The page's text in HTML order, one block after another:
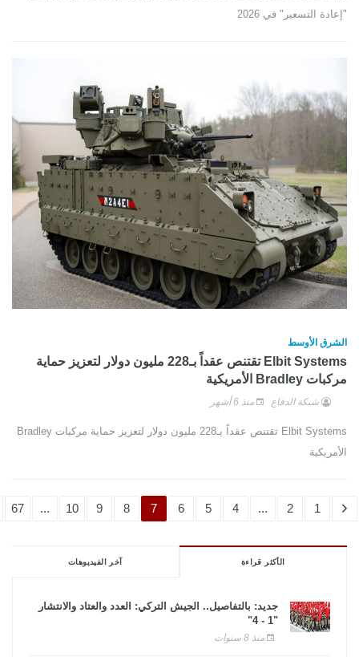
"إعادة التسعير" في 2026
الشرق الأوسط
Elbit Systems تقتنص عقداً بـ228 مليون دولار لتعزيز حماية
مركبات Bradley الأمريكية
شبكة الدفاع منذ 6 أشهر
Elbit Systems تقتنص عقداً بـ228 مليون دولار لتعزيز حماية مركبات Bradley
الأمريكية
1
2
...
4
5
6
7
8
9
10
...
67
الأكثر قراءة آخر الفيديوهات
جديد: بالتفاصيل.. الجيش التركي: العدد والعتاد والانتشار
"1 - 4"
منذ 8 سنوات